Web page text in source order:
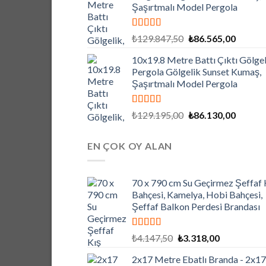
Şaşırtmalı Model Pergola
5 üzerinden
oy aldı
₺129.847,50 Orijinal
₺129.847,50.
₺86.565,00Şu
fiyat:
10x19.8 Metre Battı Çıktı
Pergola Gölgelik Sunset Kumaş,
Şaşırtmalı Model Pergola
5 üzerinden
oy aldı
₺129.195,00 Orijinal
₺86.130,00Şu
EN ÇOK OY ALAN
70 x 790 cm Su Geçirmez Şeffaf
Bahçesi, Kamelya, Hobi Bahçesi,
Şeffaf Balkon Perdesi Brandası
5 üzerinden
oy aldı
₺4.147,50 Orijinal
₺4.147,50.
₺3.318,00Şu
fiyat:
2x17 Metre Ebatlı Branda - 2x17